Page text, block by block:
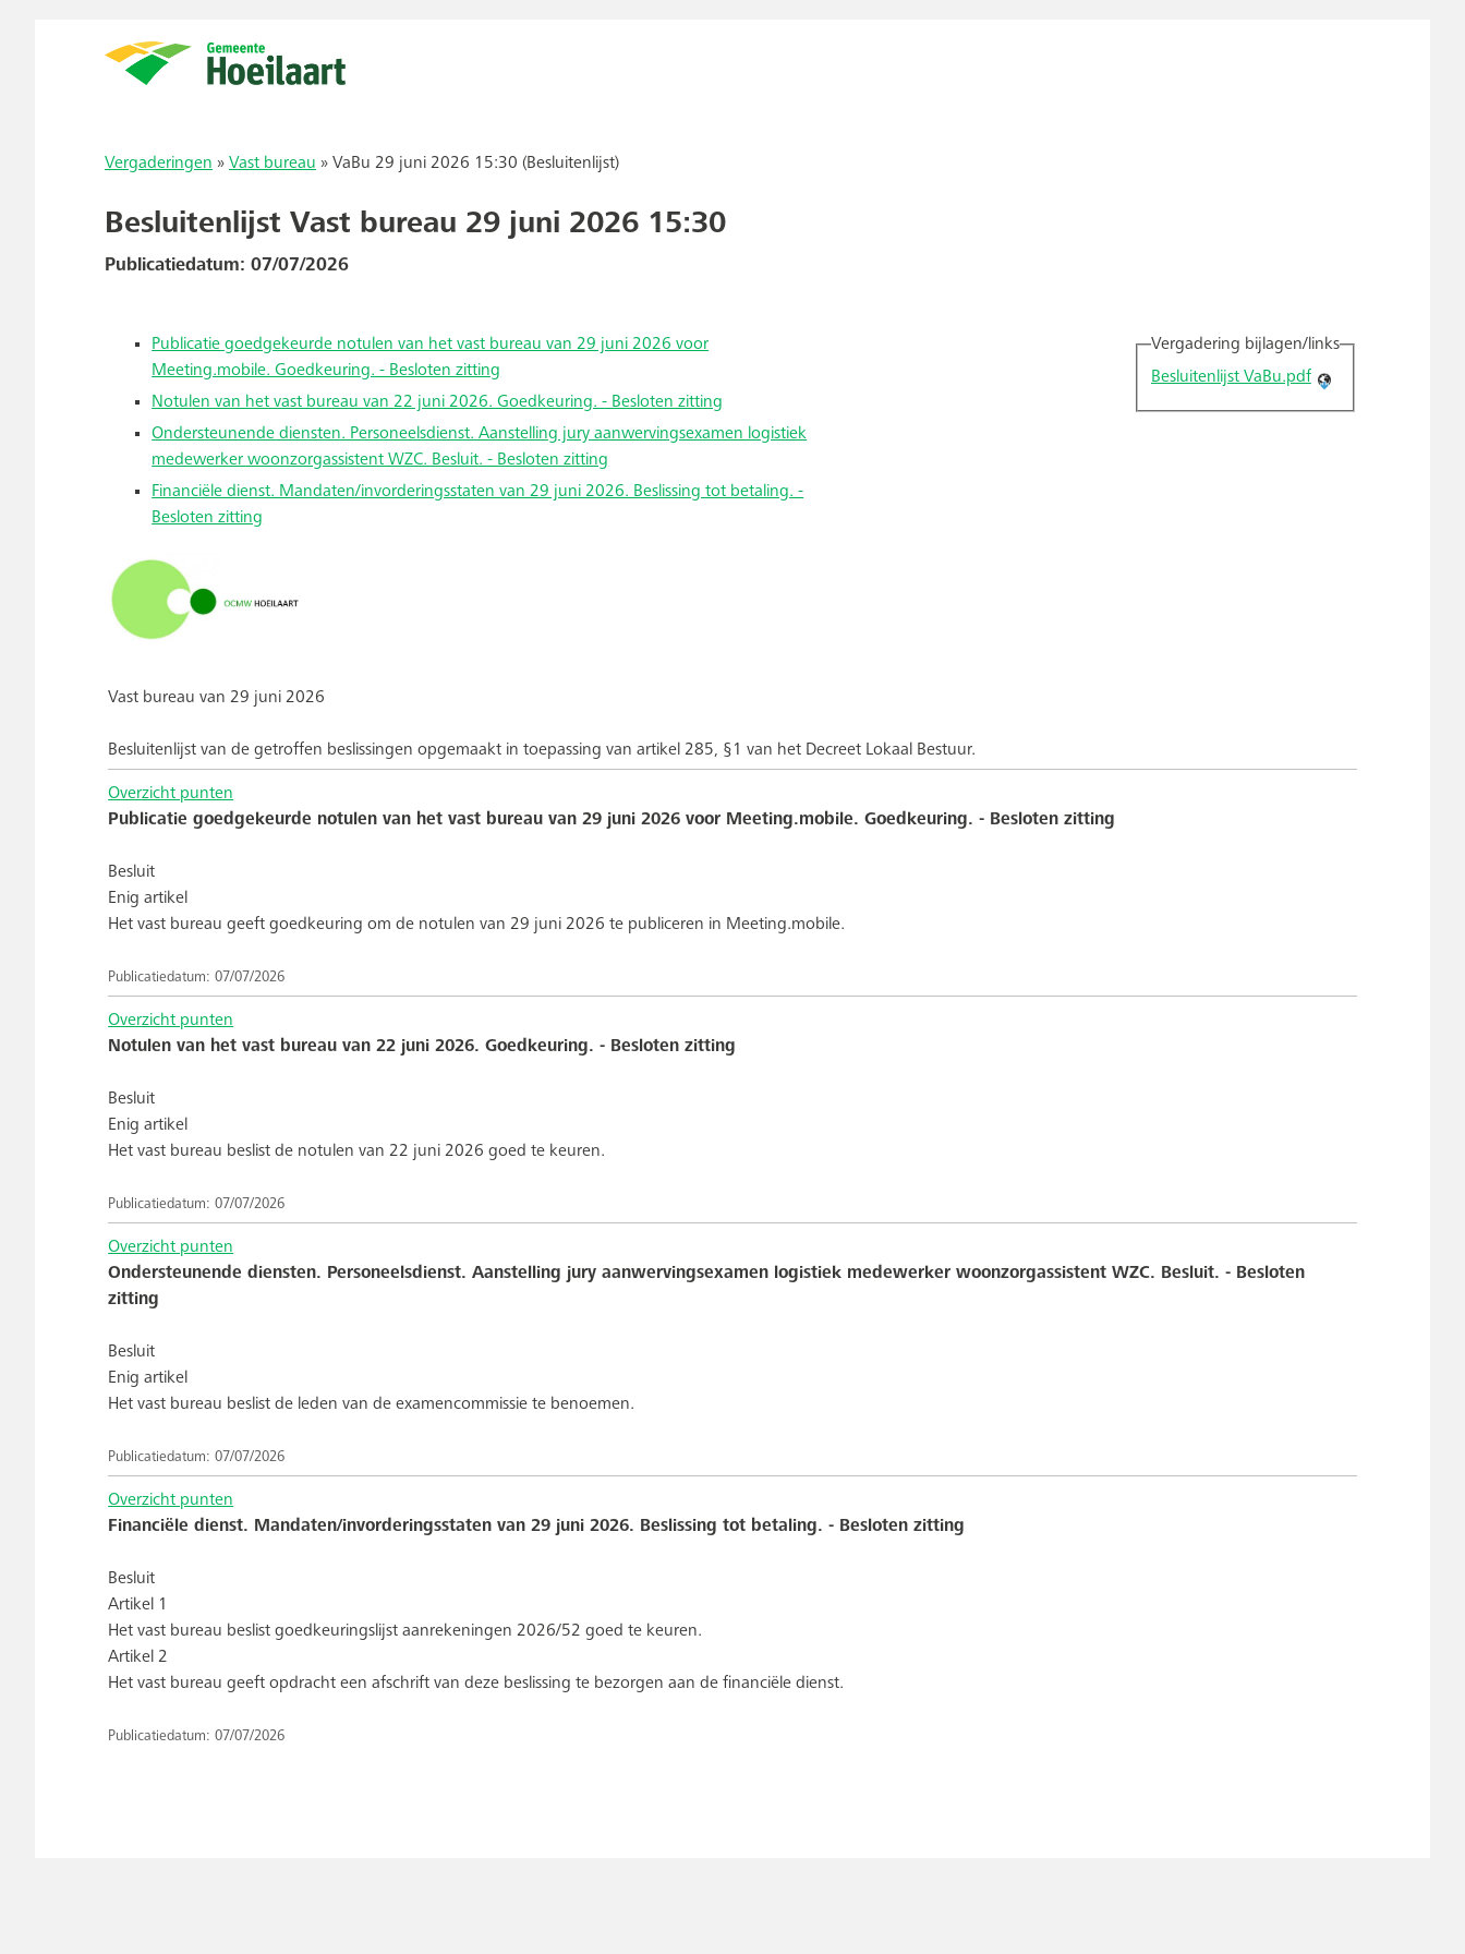
Vergaderingen » Vast bureau » VaBu 29 juni 2026 15:30 (Besluitenlijst)
Besluitenlijst Vast bureau 29 juni 2026 15:30
Publicatiedatum: 07/07/2026
Vergadering bijlagen/links
Besluitenlijst VaBu.pdf
Publicatie goedgekeurde notulen van het vast bureau van 29 juni 2026 voor
Meeting.mobile. Goedkeuring. - Besloten zitting
Notulen van het vast bureau van 22 juni 2026. Goedkeuring. - Besloten zitting
Ondersteunende diensten. Personeelsdienst. Aanstelling jury aanwervingsexamen logistiek
medewerker woonzorgassistent WZC. Besluit. - Besloten zitting
Financiële dienst. Mandaten/invorderingsstaten van 29 juni 2026. Beslissing tot betaling. -
Besloten zitting
Vast bureau van 29 juni 2026
Besluitenlijst van de getroffen beslissingen opgemaakt in toepassing van artikel 285, §1 van het Decreet Lokaal Bestuur.
Overzicht punten
Publicatie goedgekeurde notulen van het vast bureau van 29 juni 2026 voor Meeting.mobile. Goedkeuring. - Besloten zitting
Besluit
Enig artikel
Het vast bureau geeft goedkeuring om de notulen van 29 juni 2026 te publiceren in Meeting.mobile.
Publicatiedatum: 07/07/2026
Overzicht punten
Notulen van het vast bureau van 22 juni 2026. Goedkeuring. - Besloten zitting
Besluit
Enig artikel
Het vast bureau beslist de notulen van 22 juni 2026 goed te keuren.
Publicatiedatum: 07/07/2026
Overzicht punten
Ondersteunende diensten. Personeelsdienst. Aanstelling jury aanwervingsexamen logistiek medewerker woonzorgassistent WZC. Besluit. - Besloten
zitting
Besluit
Enig artikel
Het vast bureau beslist de leden van de examencommissie te benoemen.
Publicatiedatum: 07/07/2026
Overzicht punten
Financiële dienst. Mandaten/invorderingsstaten van 29 juni 2026. Beslissing tot betaling. - Besloten zitting
Besluit
Artikel 1
Het vast bureau beslist goedkeuringslijst aanrekeningen 2026/52 goed te keuren.
Artikel 2
Het vast bureau geeft opdracht een afschrift van deze beslissing te bezorgen aan de financiële dienst.
Publicatiedatum: 07/07/2026